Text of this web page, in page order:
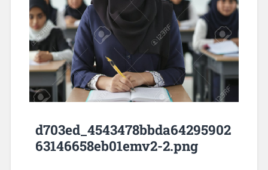
d703ed_4543478bbda64295902
63146658eb01emv2-2.png